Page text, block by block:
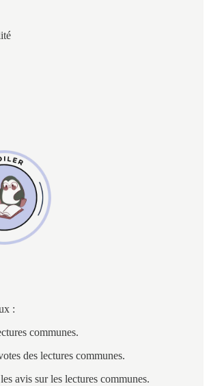
:
communes.
des lectures communes.
avis sur les lectures communes.